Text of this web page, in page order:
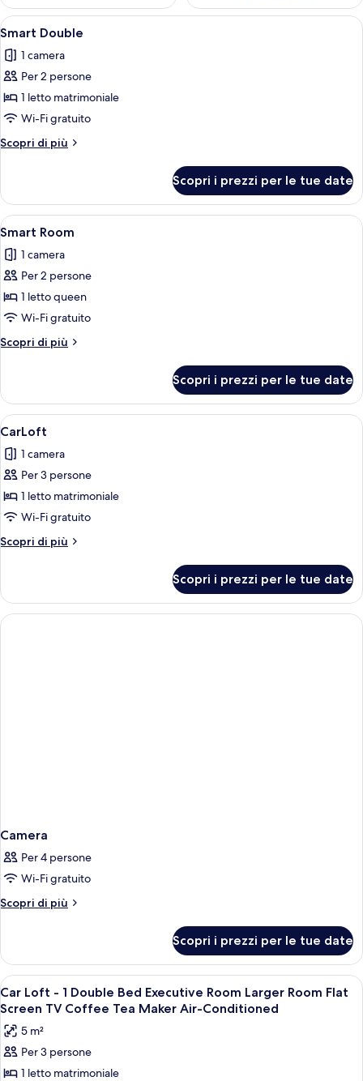
Apri
tutte
le
foto
per
Smart
Double
Una camera d'albergo moderna con
5
Smart Double
1 camera
Per 2 persone
1 letto matrimoniale
Wi-Fi gratuito
Scopri di più
Altri
Double
Scopri i prezzi per le tue date
Apri
tutte
le
foto
per
Smart
Room
Una stanza compatta con un letto,
4
Smart Room
1 camera
Per 2 persone
1 letto queen
Wi-Fi gratuito
Scopri di più
Altri
Room
Scopri i prezzi per le tue date
Apri
tutte
le
foto
per
CarLoft
Un interno moderno con un'auto
9
CarLoft
1 camera
Per 3 persone
1 letto matrimoniale
Wi-Fi gratuito
Scopri di più
Altri
Scopri i prezzi per le tue date
Camera
Per 4 persone
Wi-Fi gratuito
Scopri di più
Altri
Scopri i prezzi per le tue date
Apri
tutte
le
foto
per
Car
1 camera, biancheria da letto di alta
7
Car Loft - 1 Double Bed Executive Room Larger Room Flat
Screen TV Coffee Tea Maker Air-Conditioned
5 m²
Per 3 persone
1 letto matrimoniale